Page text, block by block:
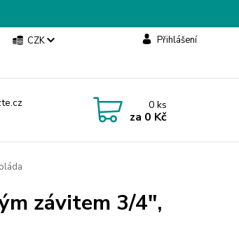
CZK Přihlášení
0ks
za 0 Kč
závitem 3/4",